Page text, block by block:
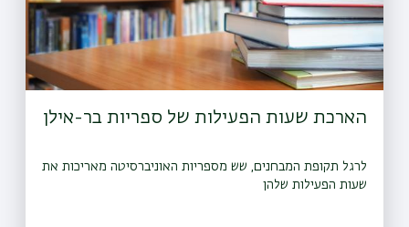
הארכת שעות הפעילות של ספריות בר-אילן
לרגל תקופת המבחנים, שש מספריות האוניברסיטה מאריכות את
שעות הפעילות שלהן